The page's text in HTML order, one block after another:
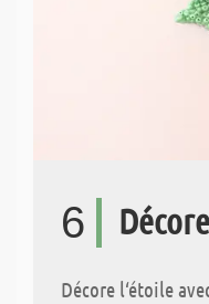
6
Décore l‘étoile